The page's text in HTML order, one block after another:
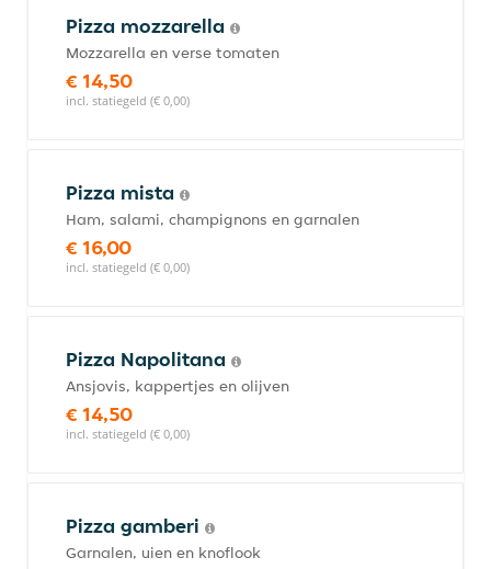
Pizza mozzarella
Mozzarella en verse tomaten
€ 14,50
incl. statiegeld (€ 0,00)
Pizza mista
Ham, salami, champignons en garnalen
€ 16,00
incl. statiegeld (€ 0,00)
Pizza Napolitana
Ansjovis, kappertjes en olijven
€ 14,50
incl. statiegeld (€ 0,00)
Pizza gamberi
Garnalen, uien en knoflook